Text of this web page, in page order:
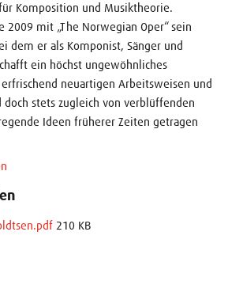
Komposition und Musiktheorie.
2009 mit „The Norwegian Oper“ sein
dem er als Komponist, Sänger und
ein höchst ungewöhnliches
neuartigen Arbeitsweisen und
doch stets zugleich von verblüffenden
Ideen früherer Zeiten getragen
210 KB